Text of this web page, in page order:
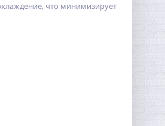
что минимизирует